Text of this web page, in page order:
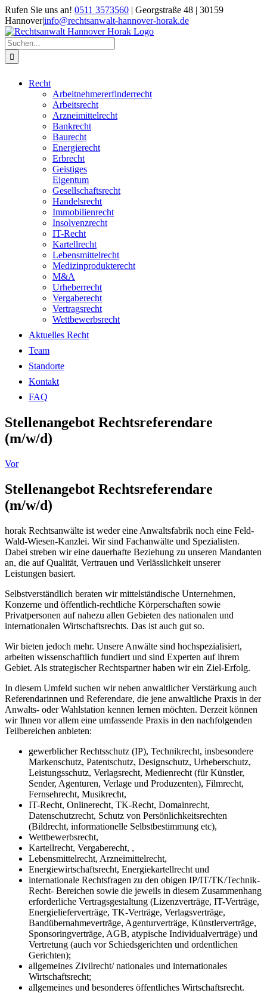
Zum
Inhalt
springen
Rufen Sie uns an! 0511 3573560 | Georgstraße 48 | 30159
Hannover|info@rechtsanwalt-hannover-horak.de
Suche
nach:
Recht
Arbeitnehmererfinderrecht
Arbeitsrecht
Arzneimittelrecht
Bankrecht
Baurecht
Energierecht
Erbrecht
Geistiges
Eigentum
Gesellschaftsrecht
Handelsrecht
Immobilienrecht
Insolvenzrecht
IT-Recht
Kartellrecht
Lebensmittelrecht
Medizinprodukterecht
M&A
Urheberrecht
Vergaberecht
Vertragsrecht
Wettbewerbsrecht
Aktuelles Recht
Team
Standorte
Kontakt
FAQ
Stellenangebot Rechtsreferendare
(m/w/d)
Vor
Stellenangebot Rechtsreferendare
(m/w/d)
horak Rechtsanwälte ist weder eine Anwaltsfabrik noch eine Feld-
Wald-Wiesen-Kanzlei. Wir sind Fachanwälte und Spezialisten.
Dabei streben wir eine dauerhafte Beziehung zu unseren Mandanten
an, die auf Qualität, Vertrauen und Verlässlichkeit unserer
Leistungen basiert.
Selbstverständlich beraten wir mittelständische Unternehmen,
Konzerne und öffentlich-rechtliche Körperschaften sowie
Privatpersonen auf nahezu allen Gebieten des nationalen und
internationalen Wirtschaftsrechts. Das ist auch gut so.
Wir bieten jedoch mehr. Unsere Anwälte sind hochspezialisiert,
arbeiten wissenschaftlich fundiert und sind Experten auf ihrem
Gebiet. Als strategischer Rechtspartner haben wir ein Ziel-Erfolg.
In diesem Umfeld suchen wir neben anwaltlicher Verstärkung auch
Referendarinnen und Referendare, die jene anwaltliche Praxis in der
Anwalts- oder Wahlstation kennen lernen möchten. Derzeit können
wir Ihnen vor allem eine umfassende Praxis in den nachfolgenden
Teilbereichen anbieten:
gewerblicher Rechtsschutz (IP), Technikrecht, insbesondere
Markenschutz, Patentschutz, Designschutz, Urheberschutz,
Leistungsschutz, Verlagsrecht, Medienrecht (für Künstler,
Sender, Agenturen, Verlage und Produzenten), Filmrecht,
Fernsehrecht, Musikrecht,
IT-Recht, Onlinerecht, TK-Recht, Domainrecht,
Datenschutzrecht, Schutz von Persönlichkeitsrechten
(Bildrecht, informationelle Selbstbestimmung etc),
Wettbewerbsrecht,
Kartellrecht, Vergaberecht, ,
Lebensmittelrecht, Arzneimittelrecht,
Energiewirtschaftsrecht, Energiekartellrecht und
internationale Rechtsfragen zu den obigen IP/IT/TK/Technik-
Recht- Bereichen sowie die jeweils in diesem Zusammenhang
erforderliche Vertragsgestaltung (Lizenzverträge, IT-Verträge,
Energielieferverträge, TK-Verträge, Verlagsverträge,
Bandübernahmeverträge, Agenturverträge, Künstlerverträge,
Sponsoringverträge, AGB, atypische Individualverträge) und
Vertretung (auch vor Schiedsgerichten und ordentlichen
Gerichten);
allgemeines Zivilrecht/ nationales und internationales
Wirtschaftsrecht;
allgemeines und besonderes öffentliches Wirtschaftsrecht.